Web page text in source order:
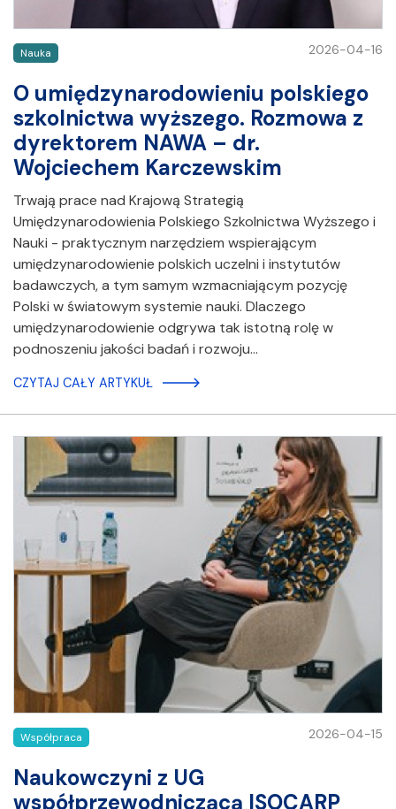
Nauka 2026-04-16
O umiędzynarodowieniu polskiego
szkolnictwa wyższego. Rozmowa z
dyrektorem NAWA – dr.
Wojciechem Karczewskim
Trwają prace nad Krajową Strategią
Umiędzynarodowienia Polskiego Szkolnictwa Wyższego i
Nauki - praktycznym narzędziem wspierającym
umiędzynarodowienie polskich uczelni i instytutów
badawczych, a tym samym wzmacniającym pozycję
Polski w światowym systemie nauki. Dlaczego
umiędzynarodowienie odgrywa tak istotną rolę w
podnoszeniu jakości badań i rozwoju…
CZYTAJ CAŁY ARTYKUŁ
Współpraca 2026-04-15
Naukowczyni z UG
współprzewodniczącą ISOCARP